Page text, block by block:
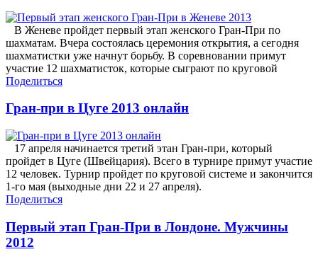
В Женеве пройдет первый этап женского Гран-При по
шахматам. Вчера состоялась церемония открытия, а сегодня
шахматистки уже начнут борьбу. В соревновании примут
участие 12 шахматисток, которые сыграют по круговой
Поделиться
Гран-при в Цуге 2013 онлайн
17 апреля начинается третий этан Гран-при, который
пройдет в Цуге (Швейцария). Всего в турнире примут участие
12 человек. Турнир пройдет по круговой системе и закончится
1-го мая (выходные дни 22 и 27 апреля).
Поделиться
Первый этап Гран-При в Лондоне. Мужчины
2012